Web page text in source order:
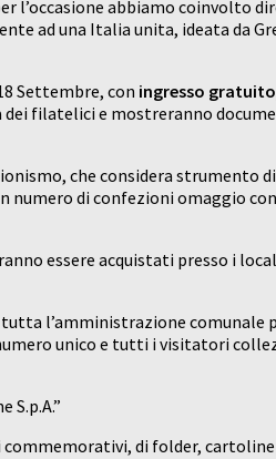
l’occasione abbiamo coinvolto
ad una Italia unita, ideata da
Settembre, con ingresso gratuito
filatelici e mostreranno
che considera strumento
numero di confezioni omaggio
essere acquistati presso i
tutta l’amministrazione
unico e tutti i visitatori
commemorativi, di folder,